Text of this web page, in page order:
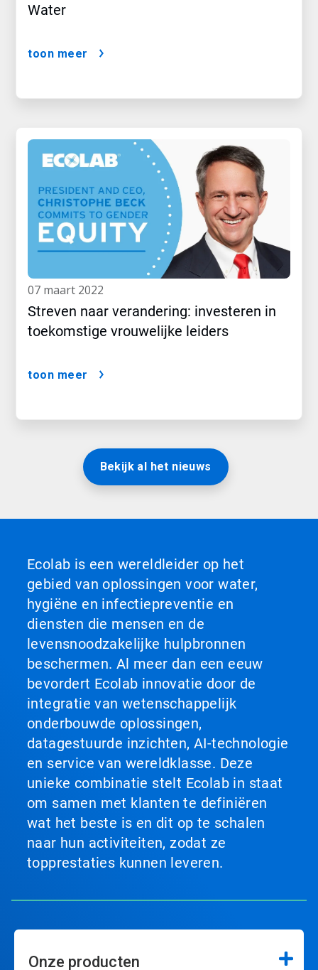
Water
toon meer
07 maart 2022
Streven naar verandering: investeren in
toekomstige vrouwelijke leiders
toon meer
Bekijk al het nieuws
Ecolab is een wereldleider op het
gebied van oplossingen voor water,
hygiëne en infectiepreventie en
diensten die mensen en de
levensnoodzakelijke hulpbronnen
beschermen. Al meer dan een eeuw
bevordert Ecolab innovatie door de
integratie van wetenschappelijk
onderbouwde oplossingen,
datagestuurde inzichten, AI-technologie
en service van wereldklasse. Deze
unieke combinatie stelt Ecolab in staat
om samen met klanten te definiëren
wat het beste is en dit op te schalen
naar hun activiteiten, zodat ze
topprestaties kunnen leveren.
Onze producten